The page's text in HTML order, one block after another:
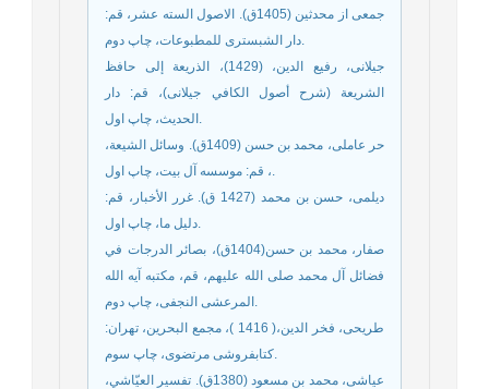
جمعی از محدثین (1405ق). الاصول السته عشر، قم:
دار الشبستری للمطبوعات، چاپ دوم.
جيلانى، رفيع الدين، (1429)، الذريعة إلى حافظ
الشريعة (شرح أصول الكافي جيلانى)، قم: دار
الحدیث، چاپ اول.
حر عاملی، محمد بن حسن (1409ق). وسائل الشيعة،
، قم: موسسه آل بیت، چاپ اول.
ديلمى، حسن بن محمد (1427 ق). غرر الأخبار، قم:
دلیل ما، چاپ اول.
صفار، محمد بن حسن(1404ق)، بصائر الدرجات في
فضائل آل محمد صلى الله عليهم، قم، مکتبه آیه الله
المرعشی النجفی، چاپ دوم.
طريحى، فخر الدين،( 1416 )، مجمع البحرين، تهران:
كتابفروشى مرتضوى، چاپ سوم.
عياشى، محمد بن مسعود (1380ق). تفسير العيّاشي،